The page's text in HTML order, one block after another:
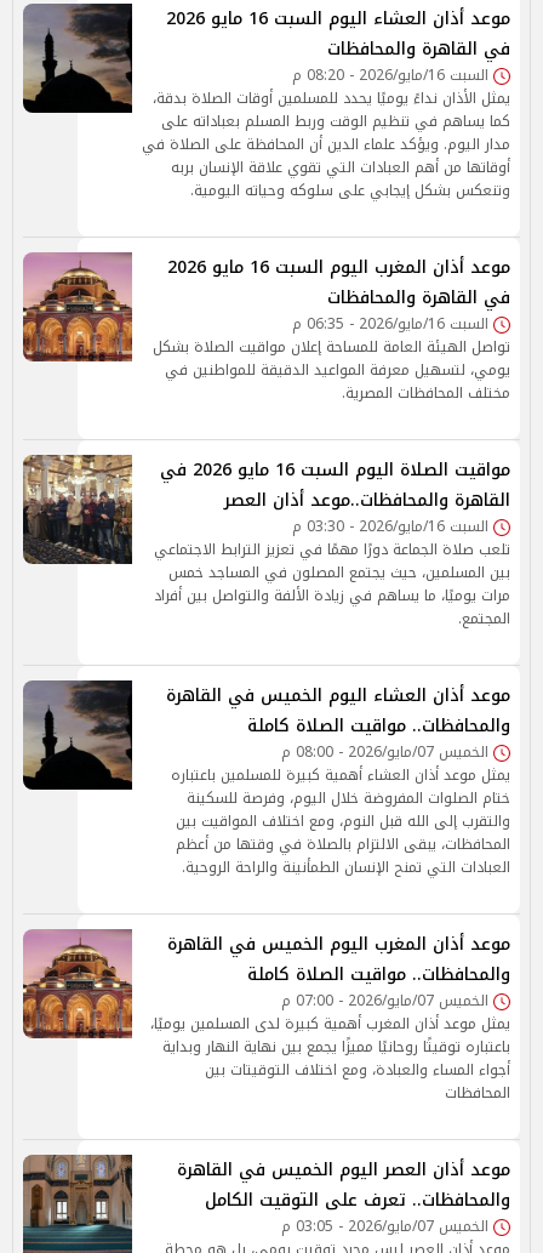
موعد أذان العشاء اليوم السبت 16 مايو 2026
في القاهرة والمحافظات
السبت 16/مايو/2026 - 08:20 م
يمثل الأذان نداءً يوميًا يحدد للمسلمين أوقات الصلاة بدقة،
كما يساهم في تنظيم الوقت وربط المسلم بعباداته على
مدار اليوم. ويؤكد علماء الدين أن المحافظة على الصلاة في
أوقاتها من أهم العبادات التي تقوي علاقة الإنسان بربه
وتنعكس بشكل إيجابي على سلوكه وحياته اليومية.
موعد أذان المغرب اليوم السبت 16 مايو 2026
في القاهرة والمحافظات
السبت 16/مايو/2026 - 06:35 م
تواصل الهيئة العامة للمساحة إعلان مواقيت الصلاة بشكل
يومي، لتسهيل معرفة المواعيد الدقيقة للمواطنين في
مختلف المحافظات المصرية.
مواقيت الصلاة اليوم السبت 16 مايو 2026 في
القاهرة والمحافظات..موعد أذان العصر
السبت 16/مايو/2026 - 03:30 م
تلعب صلاة الجماعة دورًا مهمًا في تعزيز الترابط الاجتماعي
بين المسلمين، حيث يجتمع المصلون في المساجد خمس
مرات يوميًا، ما يساهم في زيادة الألفة والتواصل بين أفراد
المجتمع.
موعد أذان العشاء اليوم الخميس في القاهرة
والمحافظات.. مواقيت الصلاة كاملة
الخميس 07/مايو/2026 - 08:00 م
يمثل موعد أذان العشاء أهمية كبيرة للمسلمين باعتباره
ختام الصلوات المفروضة خلال اليوم، وفرصة للسكينة
والتقرب إلى الله قبل النوم، ومع اختلاف المواقيت بين
المحافظات، يبقى الالتزام بالصلاة في وقتها من أعظم
العبادات التي تمنح الإنسان الطمأنينة والراحة الروحية.
موعد أذان المغرب اليوم الخميس في القاهرة
والمحافظات.. مواقيت الصلاة كاملة
الخميس 07/مايو/2026 - 07:00 م
يمثل موعد أذان المغرب أهمية كبيرة لدى المسلمين يوميًا،
باعتباره توقيتًا روحانيًا مميزًا يجمع بين نهاية النهار وبداية
أجواء المساء والعبادة، ومع اختلاف التوقيتات بين
المحافظات
موعد أذان العصر اليوم الخميس في القاهرة
والمحافظات.. تعرف على التوقيت الكامل
الخميس 07/مايو/2026 - 03:05 م